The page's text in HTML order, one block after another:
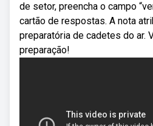
de setor, preencha o campo
cartão de respostas. A nota
preparatória de cadetes do ar.
preparação!